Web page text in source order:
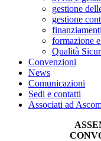
gestione
gestione
formazione
Qualità
Convenzioni
News
Comunicazioni
Sedi e contatti
Associati ad